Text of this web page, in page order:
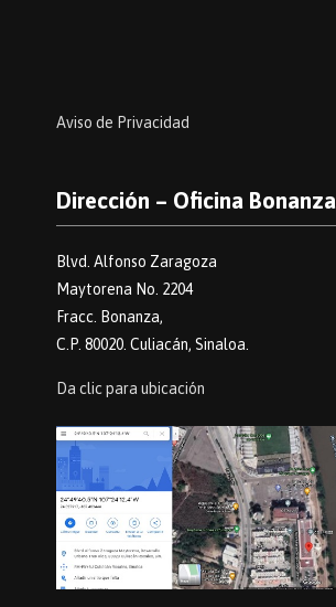
Aviso de Privacidad
Dirección – Oficina Bonanza
Blvd. Alfonso Zaragoza
Maytorena No. 2204
Fracc. Bonanza,
C.P. 80020. Culiacán, Sinaloa.
Da clic para ubicación